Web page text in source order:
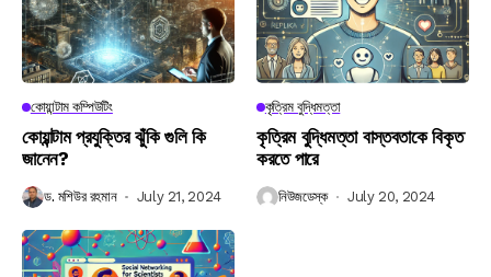
কোয়ান্টাম কম্পিউটিং
কোয়ান্টাম প্রযুক্তির ঝুঁকি গুলি কি
জানেন?
ড. মশিউর রহমান July 21, 2024
কৃত্রিম বুদ্ধিমত্তা
কৃত্রিম বুদ্ধিমত্তা বাস্তবতাকে বিকৃত
করতে পারে
নিউজডেস্ক July 20, 2024